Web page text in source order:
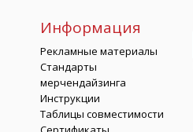
Информация
Рекламные материалы
Стандарты
мерчендайзинга
Инструкции
Таблицы совместимости